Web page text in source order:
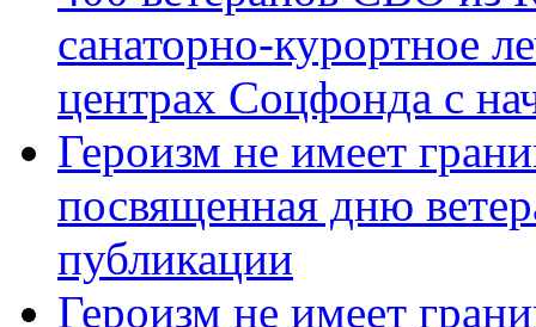
санаторно-курортное
центрах Соцфонда с
Героизм не имеет
посвященная дню
публикации
Героизм не имеет